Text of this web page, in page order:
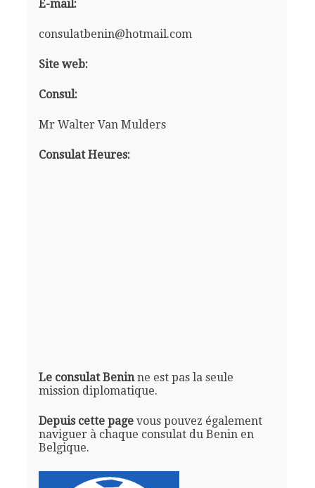
E-mail:
consulatbenin@hotmail.com
Site web:
Consul:
Mr Walter Van Mulders
Consulat Heures:
Le consulat Beninne est pas la seule
mission diplomatique.
Depuis cette pagevous pouvez également
naviguer à chaque consulat du Benin en
Belgique.